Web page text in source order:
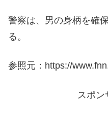
警察は、男の身柄を確
る。
参照元：https://
スポン